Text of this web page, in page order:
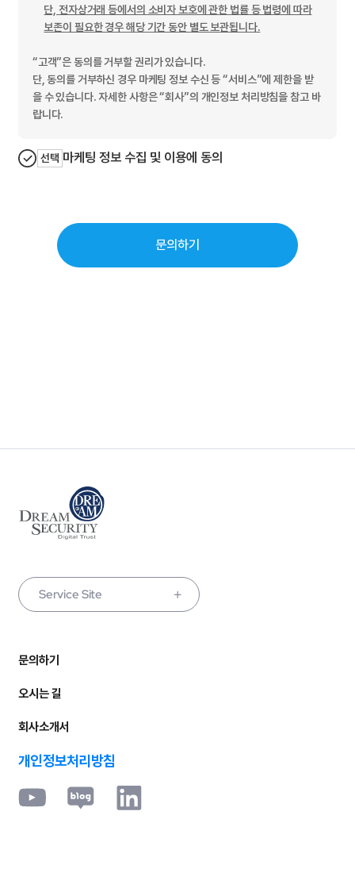
단, 전자상거래 등에서의 소비자 보호에 관한 법률 등 법령에 따라
보존이 필요한 경우 해당 기간 동안 별도 보관됩니다.
“고객”은 동의를 거부할 권리가 있습니다.
단, 동의를 거부하신 경우 마케팅 정보 수신 등 “서비스”에 제한을 받
을 수 있습니다. 자세한 사항은 “회사”의 개인정보 처리방침을 참고 바
랍니다.
선택 마케팅 정보 수집 및 이용에 동의
문의하기
문의하기
오시는 길
회사소개서
개인정보처리방침
Service Site